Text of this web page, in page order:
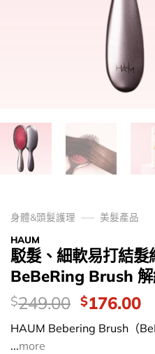
身體&頭髮護理
美髮產品
HAUM
駁髮、細軟易打結
BeBeRing Brush
價
錢：
$249.00 Original
price
was:
$176.00
HAUM Bebering Brush（
...more